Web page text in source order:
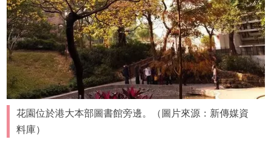
花園位於港大本部圖書館旁邊。（圖片來源：新傳媒資
料庫）